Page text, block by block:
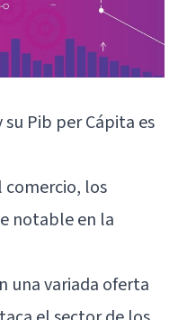
Pib per Cápita es
comercio, los
notable en la
una variada oferta